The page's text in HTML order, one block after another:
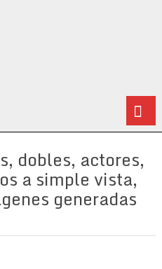
dobles, actores,
a simple vista,
generadas